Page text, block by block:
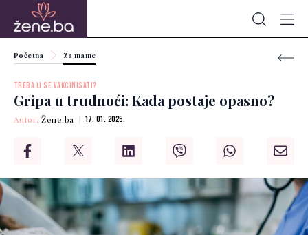
Početna Za mame
TREBA LI SE VAKCINISATI?
Gripa u trudnoći: Kada postaje opasno?
Autor:Žene.ba 17. 01. 2025.